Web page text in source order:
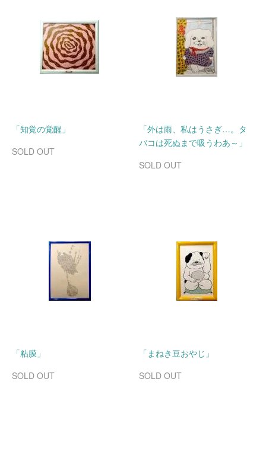
「知覚の覚醒」
SOLD OUT
「外は雨、私はうさぎ…。タ
バコは死ぬまで吸うわあ～」
SOLD OUT
「粘膜」
SOLD OUT
「まねき豆おやじ」
SOLD OUT